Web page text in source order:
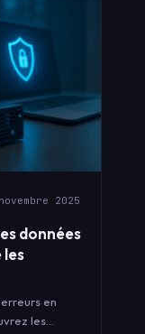
2025
données
les
en
les